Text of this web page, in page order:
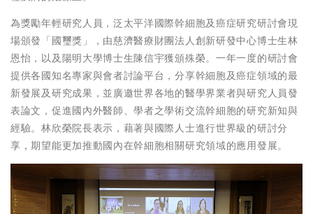
為獎勵年輕研究人員，泛太平洋國際幹細胞及癌症研究研討會現
場頒發「國璽獎」，由慈濟醫療財團法人創新研發中心博士生林
恩怡，以及陽明大學博士生陳信宇獲頒殊榮。一年一度的研討會
提供各國知名專家與會者討論平台，分享幹細胞及癌症領域的最
新發展及研究成果，並廣邀世界各地的醫學界業者與研究人員發
表論文，促進國內外醫師、學者之學術交流幹細胞的研究新知與
經驗。林欣榮院長表示，藉著與國際人士進行世界級的研討分
享，期望能更加推動國內在幹細胞相關研究領域的應用發展。